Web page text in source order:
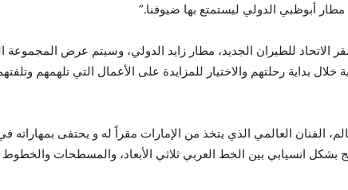
أبوظبي الدولي ليستمتع بها ضيوفنا.”
للطيران الجديد، مطار زايد الدولي، وسيتم عرض المجموعة
الأعمال الفنية خلال بداية رحلتهم والاختيار للمزايدة على الأعمال التي تلهمهم
الفنان العالمي الذي يتخذ من الإمارات مقراً له و يحتفى بمهاراته
بشكل انسيابي بين الخط العربي ثلاثي الأبعاد، والمسطحات والخطوط